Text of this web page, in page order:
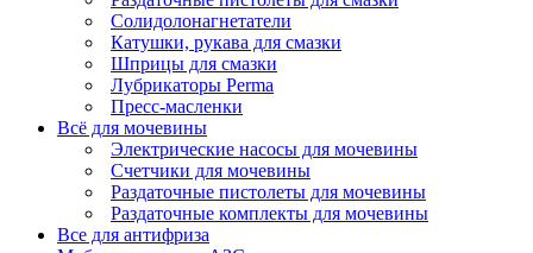
Солидолонагнетатели
Катушки, рукава для смазки
Шприцы для смазки
Лубрикаторы Perma
Пресс-масленки
Всё для мочевины
Электрические насосы для мочевины
Счетчики для мочевины
Раздаточные пистолеты для мочевины
Раздаточные комплекты для мочевины
Все для антифриза